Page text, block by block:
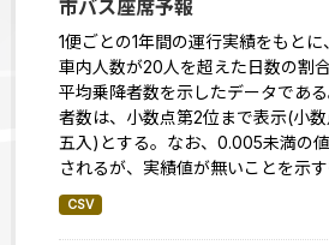
市バス座席予報
1便ごとの1年間の運行実績をもと
車内人数が20人を超えた日数の割
平均乗降者数を示したデータであ
者数は、小数点第2位まで表示(小
五入)とする。なお、0.005未満の
されるが、実績値が無いことを示す
CSV